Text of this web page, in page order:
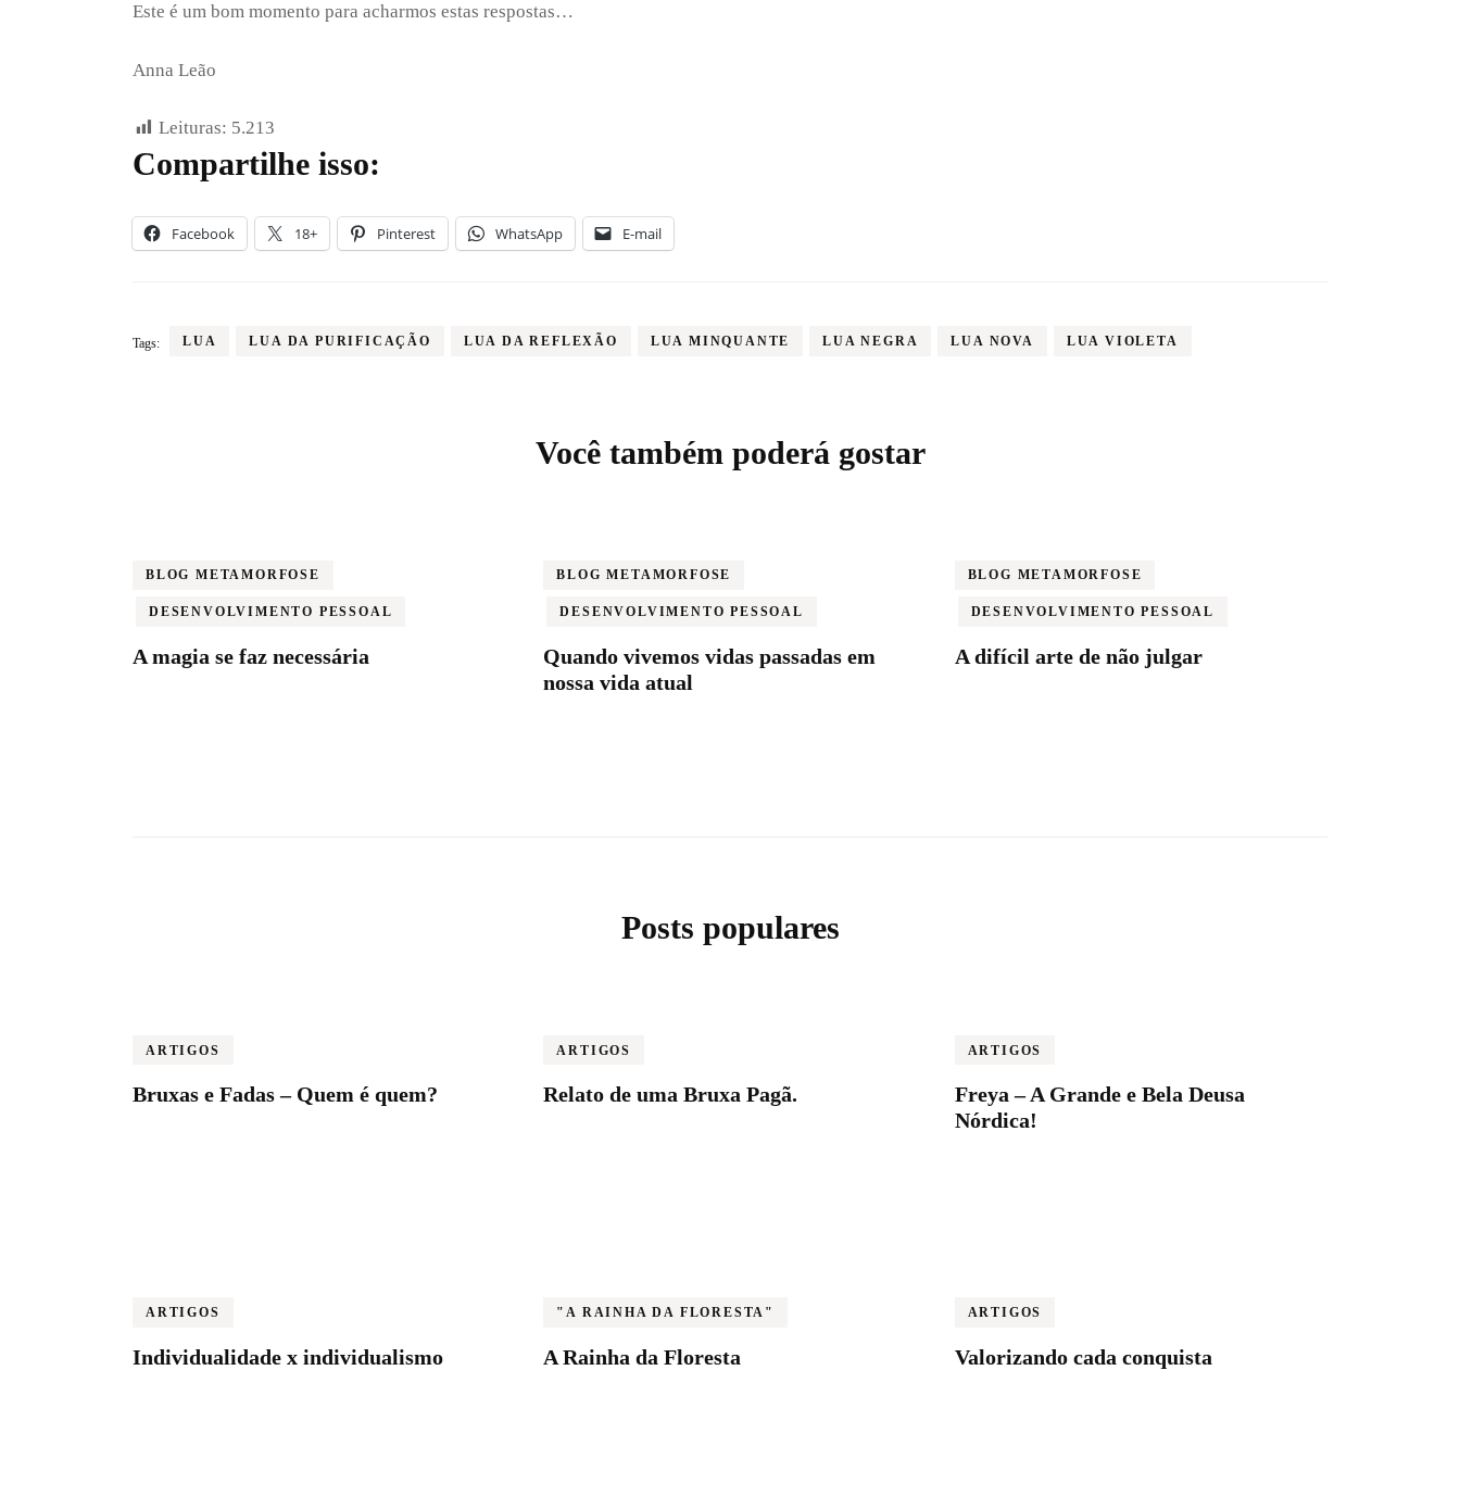
Este é um bom momento para acharmos estas respostas…
Anna Leão
Leituras: 5.213
Compartilhe isso:
Facebook 18+ Pinterest WhatsApp E-mail
Tags: LUA LUA DA PURIFICAÇÃO LUA DA REFLEXÃO LUA MINQUANTE LUA NEGRA LUA NOVA LUA VIOLETA
Você também poderá gostar
BLOG METAMORFOSE
DESENVOLVIMENTO PESSOAL
A magia se faz necessária
BLOG METAMORFOSE
DESENVOLVIMENTO PESSOAL
Quando vivemos vidas passadas em
nossa vida atual
BLOG METAMORFOSE
DESENVOLVIMENTO PESSOAL
A difícil arte de não julgar
Posts populares
ARTIGOS
Bruxas e Fadas – Quem é quem?
ARTIGOS
Relato de uma Bruxa Pagã.
ARTIGOS
Freya – A Grande e Bela Deusa
Nórdica!
ARTIGOS
Individualidade x individualismo
"A RAINHA DA FLORESTA"
A Rainha da Floresta
ARTIGOS
Valorizando cada conquista